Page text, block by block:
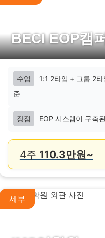
BECI EOP캠
수업
1:1 2타임 + 그룹 2
준
장점 EOP 시스템이 구축
4주 110.3만원~
세부